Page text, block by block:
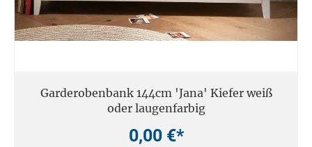
Garderobenbank 144cm 'Jana' Kiefer weiß
oder laugenfarbig
0,00 €*